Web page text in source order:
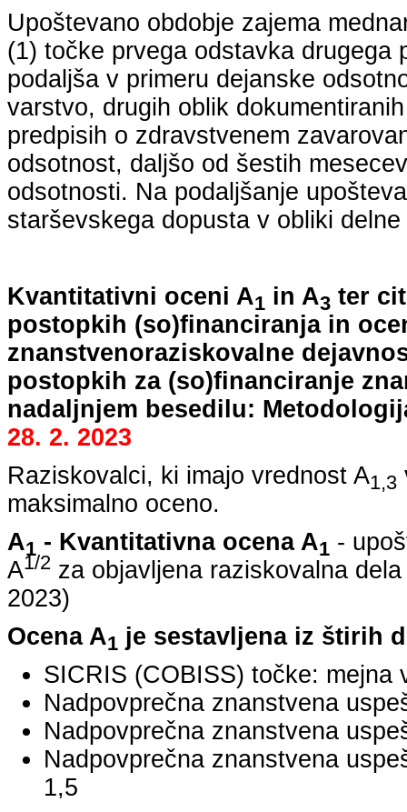
Upoštevano obdobje zajema
(1) točke prvega odstavka drugega
podaljša v primeru dejanske
varstvo, drugih oblik
predpisih o zdravstvenem
odsotnost, daljšo od šestih
odsotnosti. Na podaljšanje
starševskega dopusta v obliki
Kvantitativni oceni A1 in A3 ter
postopkih (so)financiranja in
znanstvenoraziskovalne
postopkih za (so)financiranje
nadaljnjem besedilu:
28. 2. 2023
Raziskovalci, ki imajo vrednost A1,3
maksimalno oceno.
A1 - Kvantitativna ocena A1 -
A1/2 za objavljena raziskovalna
2023)
Ocena A1 je sestavljena iz štirih
SICRIS (COBISS) točke: mejna
Nadpovprečna znanstvena
Nadpovprečna znanstvena
Nadpovprečna znanstvena
1,5